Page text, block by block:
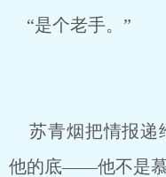
“是个老手。”
苏青烟把情报递
他的底——他不是